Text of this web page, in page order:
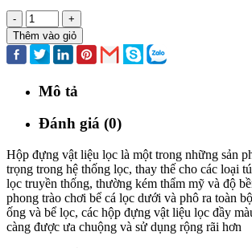
-
+
Thêm vào giỏ
Mô tả
Đánh giá (0)
Hộp đựng vật liệu lọc là một trong những sản
trọng trong hệ thống lọc, thay thế cho các loại
lọc truyền thống, thường kém thẩm mỹ và độ
phong trào chơi bể cá lọc dưới và phô ra toàn
ống và bể lọc, các hộp đựng vật liệu lọc đầy
càng được ưa chuộng và sử dụng rộng rãi hơn